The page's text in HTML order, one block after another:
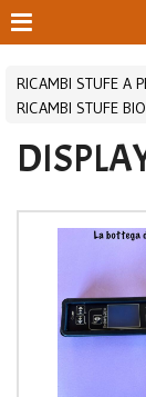
RICAMBI STUFE A
RICAMBI STUFE